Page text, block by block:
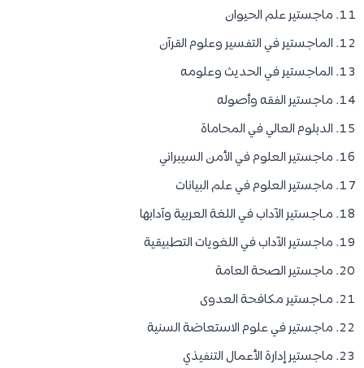
ماجستير علم الحيوان
الماجستير في التفسير وعلوم القرآن
الماجستير في الحديث وعلومه
ماجستير الفقه وأصوله
الدبلوم العالي في المحاماة
ماجستير العلوم في الأمن السيبراني
ماجستير العلوم في علم البيانات
مـاجستير الآداب في اللغة العربية وآدابها
ماجستير الآداب في اللغويات التطبيقية
ماجستير الصحة العامة
مـاجستير مكافحة العدوى
ماجستير في علوم الاستعاضة السنية
ماجستير إدارة الأعمال التنفيذي